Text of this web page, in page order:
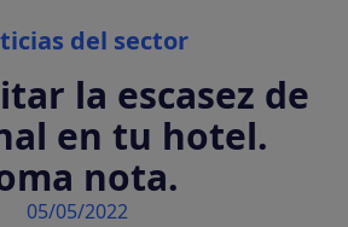
Categories
del sector
la escasez de
en tu hotel.
nota.
05/05/2022